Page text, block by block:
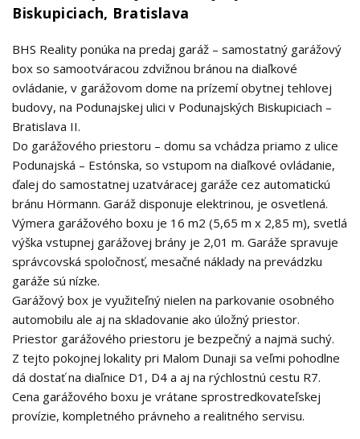
Biskupiciach, Bratislava
BHS Reality ponúka na predaj garáž – samostatný garážový
box so samootváracou zdvižnou bránou na diaľkové
ovládanie, v garážovom dome na prízemí obytnej tehlovej
budovy, na Podunajskej ulici v Podunajských Biskupiciach –
Bratislava II.
Do garážového priestoru – domu sa vchádza priamo z ulice
Podunajská – Estónska, so vstupom na diaľkové ovládanie,
ďalej do samostatnej uzatváracej garáže cez automatickú
bránu Hörmann. Garáž disponuje elektrinou, je osvetlená.
Výmera garážového boxu je 16 m2 (5,65 m x 2,85 m), svetlá
výška vstupnej garážovej brány je 2,01 m. Garáže spravuje
správcovská spoločnosť, mesačné náklady na prevádzku
garáže sú nízke.
Garážový box je využiteľný nielen na parkovanie osobného
automobilu ale aj na skladovanie ako úložný priestor.
Priestor garážového priestoru je bezpečný a najmä suchý.
Z tejto pokojnej lokality pri Malom Dunaji sa veľmi pohodlne
dá dostať na diaľnice D1, D4 a aj na rýchlostnú cestu R7.
Cena garážového boxu je vrátane sprostredkovateľskej
provízie, kompletného právneho a realitného servisu.